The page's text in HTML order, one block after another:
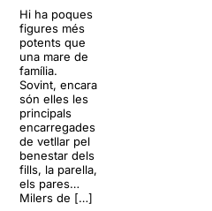
Hi ha poques
figures més
potents que
una mare de
família.
Sovint, encara
són elles les
principals
encarregades
de vetllar pel
benestar dels
fills, la parella,
els pares…
Milers de […]